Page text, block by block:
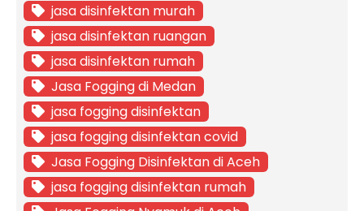
jasa disinfektan murah
jasa disinfektan ruangan
jasa disinfektan rumah
Jasa Fogging di Medan
jasa fogging disinfektan
jasa fogging disinfektan covid
Jasa Fogging Disinfektan di Aceh
jasa fogging disinfektan rumah